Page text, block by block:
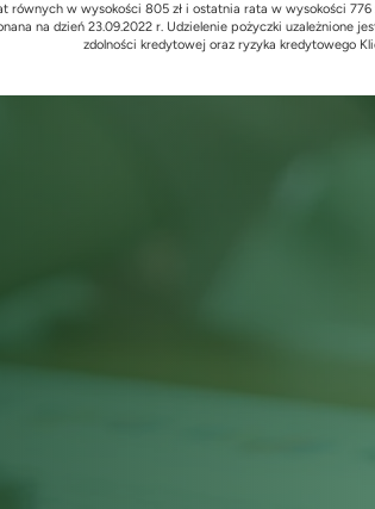
równych w wysokości 805 zł i ostatnia rata w wysokości 776
na dzień 23.09.2022 r. Udzielenie pożyczki uzależnione
zdolności kredytowej oraz ryzyka kredytowego